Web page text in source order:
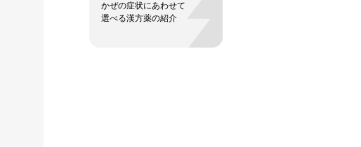
かぜの症状にあわせて
選べる漢方薬の紹介